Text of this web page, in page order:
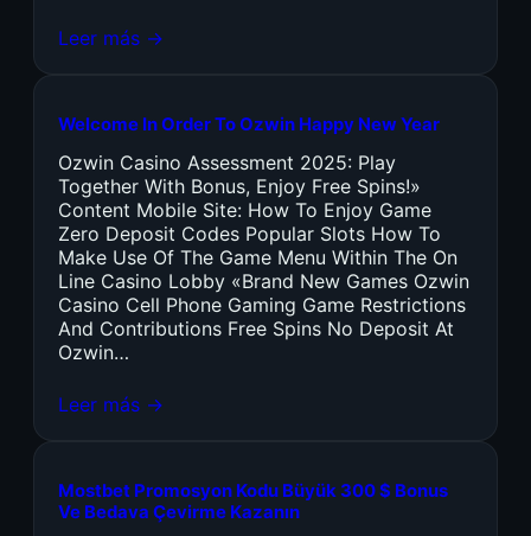
Leer más →
Welcome In Order To Ozwin Happy New Year
Ozwin Casino Assessment 2025: Play
Together With Bonus, Enjoy Free Spins!»
Content Mobile Site: How To Enjoy Game
Zero Deposit Codes Popular Slots How To
Make Use Of The Game Menu Within The On
Line Casino Lobby «Brand New Games Ozwin
Casino Cell Phone Gaming Game Restrictions
And Contributions Free Spins No Deposit At
Ozwin…
Leer más →
Mostbet Promosyon Kodu Büyük 300 $ Bonus
Ve Bedava Çevirme Kazanın